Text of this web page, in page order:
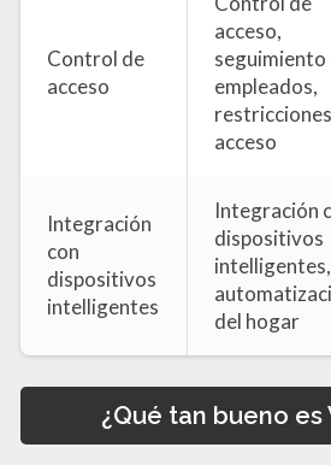
Control de
acceso
acceso,
seguimiento
empleados,
acceso
Integración
con
dispositivos
intelligentes
Integración
dispositivos
intelligentes,
del hogar
¿Qué tan bueno es